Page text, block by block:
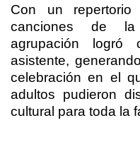
Con un repertorio
canciones de
agrupación logró
asistente,
celebración en el
adultos pudieron
cultural para toda la